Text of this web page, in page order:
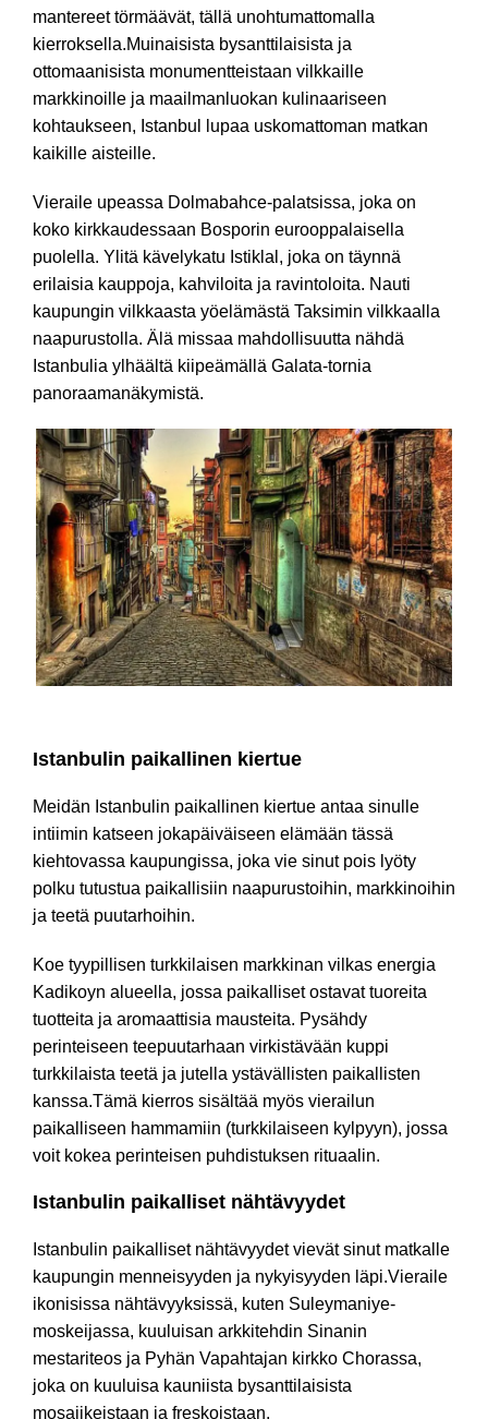
mantereet törmäävät, tällä unohtumattomalla
kierroksella.Muinaisista bysanttilaisista ja
ottomaanisista monumentteistaan vilkkaille
markkinoille ja maailmanluokan kulinaariseen
kohtaukseen, Istanbul lupaa uskomattoman matkan
kaikille aisteille.
Vieraile upeassa Dolmabahce-palatsissa, joka on
koko kirkkaudessaan Bosporin eurooppalaisella
puolella. Ylitä kävelykatu Istiklal, joka on täynnä
erilaisia kauppoja, kahviloita ja ravintoloita. Nauti
kaupungin vilkkaasta yöelämästä Taksimin vilkkaalla
naapurustolla. Älä missaa mahdollisuutta nähdä
Istanbulia ylhäältä kiipeämällä Galata-tornia
panoraamanäkymistä.
Istanbulin paikallinen kiertue
Meidän Istanbulin paikallinen kiertue antaa sinulle
intiimin katseen jokapäiväiseen elämään tässä
kiehtovassa kaupungissa, joka vie sinut pois lyöty
polku tutustua paikallisiin naapurustoihin, markkinoihin
ja teetä puutarhoihin.
Koe tyypillisen turkkilaisen markkinan vilkas energia
Kadikoyn alueella, jossa paikalliset ostavat tuoreita
tuotteita ja aromaattisia mausteita. Pysähdy
perinteiseen teepuutarhaan virkistävään kuppi
turkkilaista teetä ja jutella ystävällisten paikallisten
kanssa.Tämä kierros sisältää myös vierailun
paikalliseen hammamiin (turkkilaiseen kylpyyn), jossa
voit kokea perinteisen puhdistuksen rituaalin.
Istanbulin paikalliset nähtävyydet
Istanbulin paikalliset nähtävyydet vievät sinut matkalle
kaupungin menneisyyden ja nykyisyyden läpi.Vieraile
ikonisissa nähtävyyksissä, kuten Suleymaniye-
moskeijassa, kuuluisan arkkitehdin Sinanin
mestariteos ja Pyhän Vapahtajan kirkko Chorassa,
joka on kuuluisa kauniista bysanttilaisista
mosaiikeistaan ja freskoistaan.